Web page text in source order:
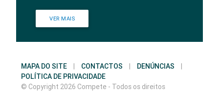
VER MAIS
MAPA DO SITE | CONTACTOS | DENÚNCIAS
|
POLÍTICA DE PRIVACIDADE
© Copyright 2026 Compete - Todos os direitos